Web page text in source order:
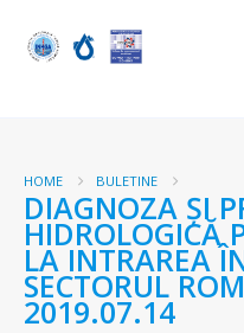
HOME BULETINE
DIAGNOZA ŞI
HIDROLOGICĂ
LA INTRAREA
SECTORUL
2019.07.14